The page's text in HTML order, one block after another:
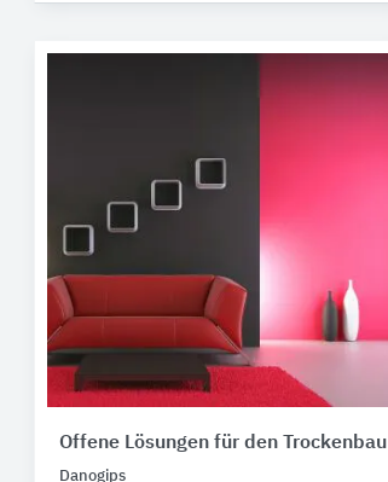
Offene Lösungen für den Trockenbau
Danogips